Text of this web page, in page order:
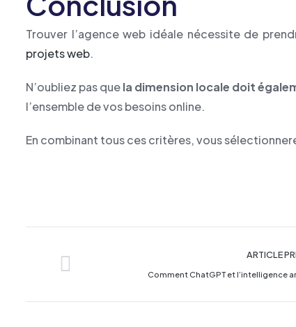
Trouver l’agence web idéale nécessite de
projets web.
N’oubliez pas quela dimension locale doit
l’ensemble de vos besoins online.
En combinant tous ces critères, vous
ARTICLE
Comment ChatGPT et l’intelligence